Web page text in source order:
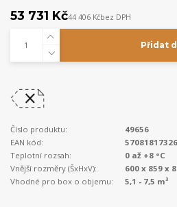
53 731 Kč44 406 Kčbez DPH
Přidat
Číslo produktu:
49656
EAN kód:
Teplotní rozsah:
0 až +8 °C
Vnější rozměry (ŠxHxV):
600 x 859 x
Vhodné pro box o objemu:
5,1 - 7,5 m³